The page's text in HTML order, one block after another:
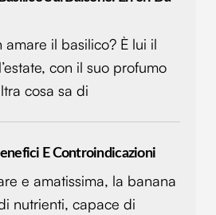
amare il basilico? È lui il
con il suo profumo
cosa sa di
E Controindicazioni
e amatissima, la banana
nutrienti, capace di